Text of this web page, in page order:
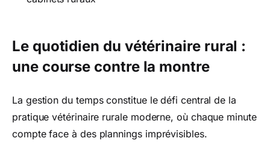
Le quotidien du vétérinaire rural :
une course contre la montre
La gestion du temps constitue le défi central de la
pratique vétérinaire rurale moderne, où chaque minute
compte face à des plannings imprévisibles.